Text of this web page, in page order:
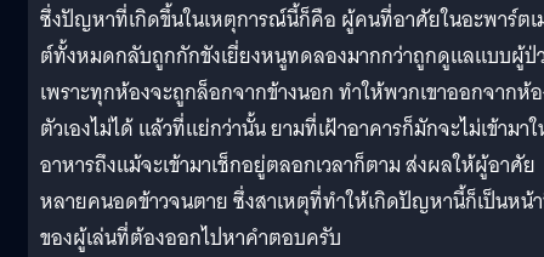
ซึ่งปัญหาที่เกิดขึ้นในเหตุการณ์นี้ก็คือ ผู้คนที่อาศัยในอะพาร์ต
ต์ทั้งหมดกลับถูกกักขังเยี่ยงหนูทดลองมากกว่าถูกดูแลแบบผู้ป่
เพราะทุกห้องจะถูกล็อกจากข้างนอก ทำให้พวกเขาออกจากห้
ตัวเองไม่ได้ แล้วที่แย่กว่านั้น ยามที่เฝ้าอาคารก็มักจะไม่เข้ามา
อาหารถึงแม้จะเข้ามาเช็กอยู่ตลอกเวลาก็ตาม ส่งผลให้ผู้อาศัย
หลายคนอดข้าวจนตาย ซึ่งสาเหตุที่ทำให้เกิดปัญหานี้ก็เป็นหน้
ของผู้เล่นที่ต้องออกไปหาคำตอบครับ